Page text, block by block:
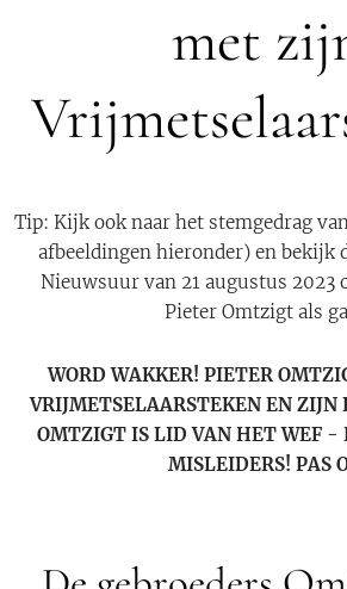
met
Tip: Kijk ook naar het stemgedrag
afbeeldingen hieronder) en bekijk
Nieuwsuur van 21 augustus 2023
Pieter Omtzigt als
WORD WAKKER! PIETER
VRIJMETSELAARSTEKEN EN ZIJN
OMTZIGT IS LID VAN HET WEF -
MISLEIDERS! PAS